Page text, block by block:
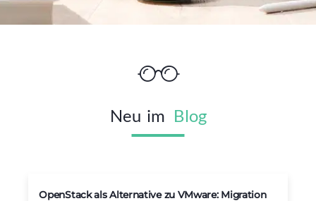
Neu im Blog
OpenStack als Alternative zu VMware: Migration